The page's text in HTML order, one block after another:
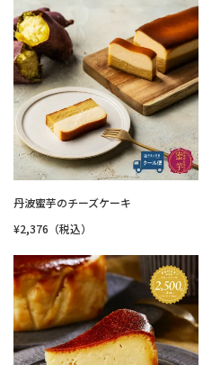
丹波蜜芋のチーズケーキ
¥2,376（税込）